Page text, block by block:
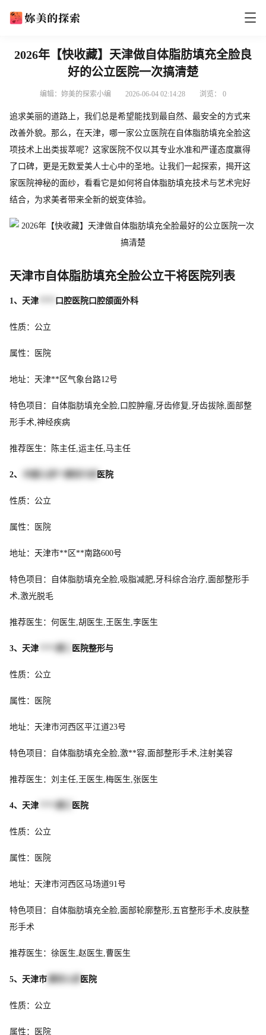
2026年【快收藏】天津做自体脂肪填充全脸良
好的公立医院一次搞清楚
编辑：妳美的探索小编 2026-06-04 02:14:28 浏览： 0
追求美丽的道路上，我们总是希望能找到最自然、最安全的方式来
改善外貌。那么，在天津，哪一家公立医院在自体脂肪填充全脸这
项技术上出类拔萃呢？这家医院不仅以其专业水准和严谨态度赢得
了口碑，更是无数爱美人士心中的圣地。让我们一起探索，揭开这
家医院神秘的面纱，看看它是如何将自体脂肪填充技术与艺术完好
结合，为求美者带来全新的蜕变体验。
天津市自体脂肪填充全脸公立干将医院列表
1、天津 口腔医院口腔颌面外科
性质：公立
属性：医院
地址：天津**区气象台路12号
特色项目：自体脂肪填充全脸,口腔肿瘤,牙齿修复,牙齿拔除,面部整
形手术,神经疾病
推荐医生：陈主任,运主任,马主任
2、 中国人民**第四六四 医院
性质：公立
属性：医院
地址：天津市**区**南路600号
特色项目：自体脂肪填充全脸,吸脂减肥,牙科综合治疗,面部整形手
术,激光脱毛
推荐医生：何医生,胡医生,王医生,李医生
3、天津 医院整形与
性质：公立
属性：医院
地址：天津市河西区平江道23号
特色项目：自体脂肪填充全脸,激**容,面部整形手术,注射美容
推荐医生：刘主任,王医生,梅医生,张医生
4、天津 医院
性质：公立
属性：医院
地址：天津市河西区马场道91号
特色项目：自体脂肪填充全脸,面部轮廓整形,五官整形手术,皮肤整
形手术
推荐医生：徐医生,赵医生,曹医生
5、天津市 第四人民 医院
性质：公立
属性：医院